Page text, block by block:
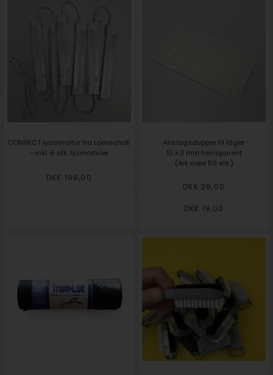
CONNECT lysarmatur fra Loevschall
- inkl. 6 stk. lysmoduler
DKK 199,00
Anslagsdupper til låger
10 x 3 mm transparent
(Ark med 50 stk.)
DKK 29,00
DKK 19,00